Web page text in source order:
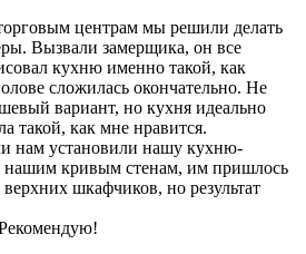
центрам мы решили делать
Вызвали замерщика, он все
кухню именно такой, как
сложилась окончательно. Не
вариант, но кухня идеально
такой, как мне нравится.
нам установили нашу кухню-
нашим кривым стенам, им пришлось
шкафчиков, но результат